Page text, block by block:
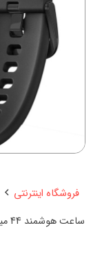
فروشگاه اینترنتی
ساعت هوشمند 44 میلی متری آیس واچ مدل 024299 با بند سیلیکونی